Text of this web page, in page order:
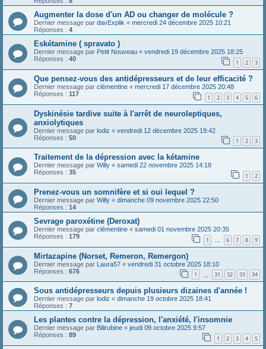
Augmenter la dose d'un AD ou changer de molécule ?
Dernier message par davExplik « mercredi 24 décembre 2025 10:21
Réponses : 4
Eskétamine ( spravato )
Dernier message par Petit Nouveau « vendredi 19 décembre 2025 18:25
Réponses : 40 1 2 3
Que pensez-vous des antidépresseurs et de leur efficacité ?
Dernier message par clémentine « mercredi 17 décembre 2025 20:48
Réponses : 117 1 2 3 4 5 6
Dyskinésie tardive suite à l'arrêt de neuroleptiques,
anxiolytiques
Dernier message par lodiz « vendredi 12 décembre 2025 19:42
Réponses : 50 1 2 3
Traitement de la dépression avec la kétamine
Dernier message par Willy « samedi 22 novembre 2025 14:18
Réponses : 35 1 2
Prenez-vous un somnifère et si oui lequel ?
Dernier message par Willy « dimanche 09 novembre 2025 22:50
Réponses : 14
Sevrage paroxétine (Deroxat)
Dernier message par clémentine « samedi 01 novembre 2025 20:35
Réponses : 179 1 … 6 7 8 9
Mirtazapine (Norset, Remeron, Remergon)
Dernier message par Laura57 « vendredi 31 octobre 2025 18:10
Réponses : 676 1 31 32 33 34
Sous antidépresseurs depuis plusieurs dizaines d'année !
Dernier message par lodiz « dimanche 19 octobre 2025 18:41
Réponses : 7
Les plantes contre la dépression, l'anxiété, l'insomnie
Dernier message par Bilirubine « jeudi 09 octobre 2025 9:57
Réponses : 89 1 2 3 4 5